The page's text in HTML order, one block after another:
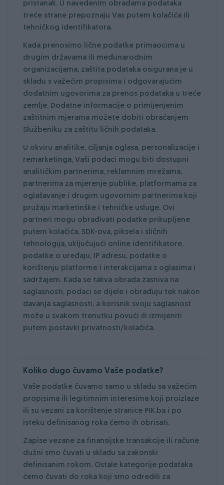
pristanak. U navedenim obradama podataka
treće strane prepoznaju Vas putem kolačića ili
tehničkog identifikatora.
Kada prenosimo lične podatke primaocima u
drugim državama ili međunarodnim
organizacijama, zaštita podataka osigurana je u
skladu s važećim propisima i odgovarajućim
dodatnim ugovorima za prenos podataka u treće
zemlje. Dodatne informacije o primijenjenim
zaštitnim mjerama možete dobiti obraćanjem
Službeniku za zaštitu ličnih podataka.
U okviru analitike, ciljanja oglasa, personalizacije i
remarketinga, Vaši podaci mogu biti dostupni
analitičkim partnerima, reklamnim mrežama,
partnerima za mjerenje publike, platformama za
oglašavanje i drugim ugovornim partnerima koji
pružaju marketinške i tehničke usluge. Ovi
partneri mogu obrađivati podatke prikupljene
putem kolačića, SDK-ova, piksela i sličnih
tehnologija, uključujući online identifikatore,
podatke o uređaju, IP adresu, podatke o
korištenju platforme i interakcijama s oglasima i
sadržajem. Kada se takva obrada zasniva na
saglasnosti, podaci se dijele i obrađuju tek nakon
davanja saglasnosti, a korisnik svoju saglasnost
može u svakom trenutku povući ili izmijeniti
putem postavki privatnosti/kolačića.
Koliko dugo čuvamo Vaše podatke?
Vaše podatke čuvamo samo u skladu sa važećim
propisima ili legitimnim interesima koji proizlaze
ili su vezani za korištenje stranice PIK.ba i po
isteku definisanog roka ćemo ih obrisati.
Zapise vezane za finansijske transakcije ili račune
dužni smo čuvati u skladu sa zakonski
definisanim rokom. Ostale kategorije podataka
ćemo čuvati do roka koji smo odredili za